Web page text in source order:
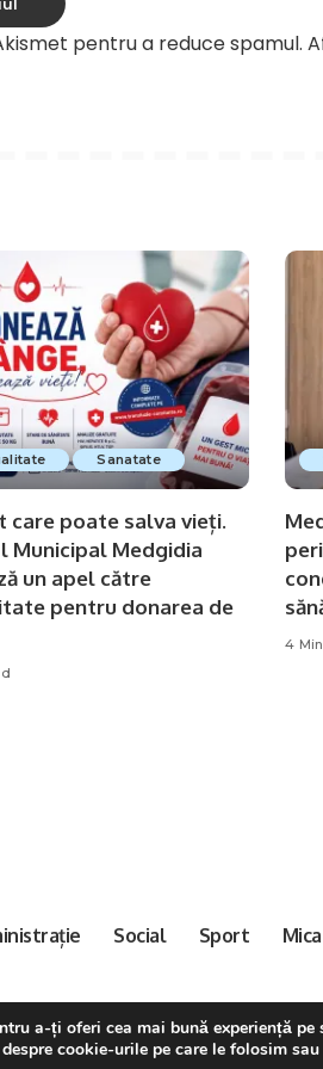
pentru a reduce spamul.
Sanatate
care poate salva vieți.
Municipal Medgidia
un apel către
pentru donarea de
4
Social Sport
©2021 Pixwell made with Love,
a-ți oferi cea mai bună experiență
cookie-urile pe care le folosim